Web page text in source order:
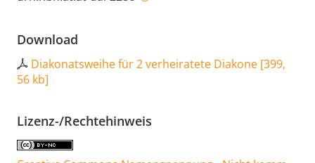
Download
Diakonatsweihe für 2 verheiratete Diakone [399,
56 kb]
Lizenz-/Rechtehinweis